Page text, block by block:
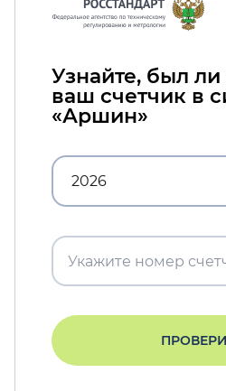
Узнайте, был ли
ваш счетчик в
«Аршин»